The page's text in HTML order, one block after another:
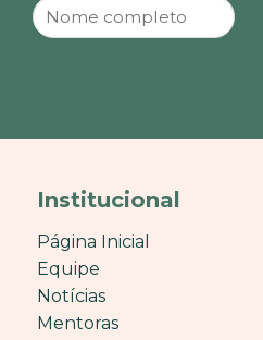
Institucional
Página Inicial
Equipe
Notícias
Mentoras